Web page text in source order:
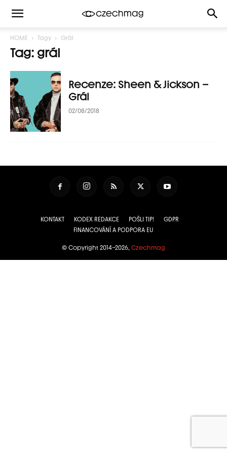
HOME Tagy Grál
Tag: grál
Recenze: Sheen & Jickson –
Grál
02/08/2018
KONTAKT KODEX REDAKCE POŠLI TIP!
GDPR
FINANCOVÁNÍ A PODPORA EU
© Copyright 2014–2026, Czechmag